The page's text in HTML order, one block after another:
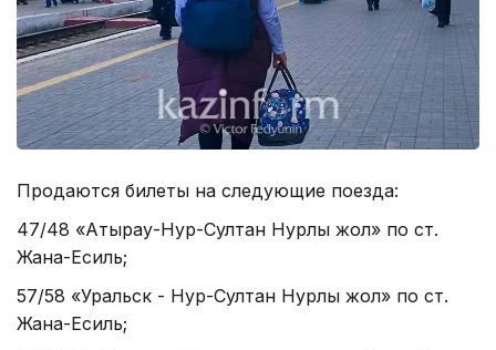
Продаются билеты на следующие поезда:
47/48 «Атырау-Нур-Султан Нурлы жол» по ст.
Жана-Есиль;
57/58 «Уральск - Нур-Султан Нурлы жол» по ст.
Жана-Есиль;